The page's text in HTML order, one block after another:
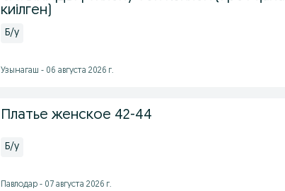
киілген)
Б/у
Узынагаш - 06 августа 2026 г.
Платье женское 42-44
Б/у
Павлодар - 07 августа 2026 г.